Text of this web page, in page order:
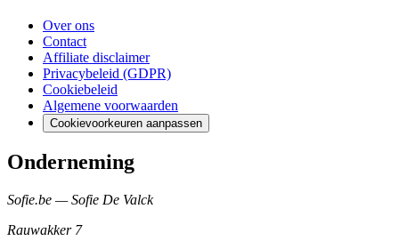
Over ons
Contact
Affiliate disclaimer
Privacybeleid (GDPR)
Cookiebeleid
Algemene voorwaarden
Cookievoorkeuren aanpassen
Onderneming
Sofie.be — Sofie De Valck
Rauwakker 7